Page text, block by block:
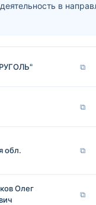
в
⧉
⧉
обл. ⧉
Олег
⧉